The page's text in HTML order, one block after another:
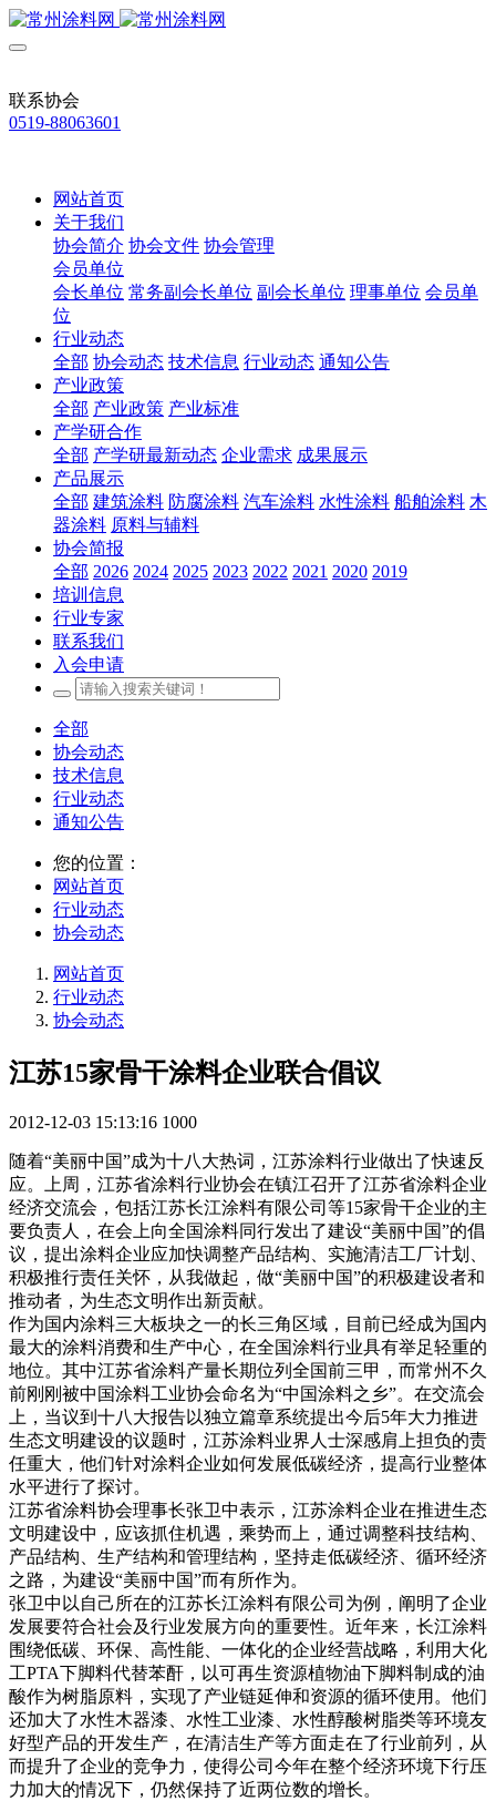
联系协会
0519-88063601
网站首页
关于我们
协会简介 协会文件 协会管理
会员单位
会长单位 常务副会长单位 副会长单位 理事单位 会员单
位
行业动态
全部 协会动态 技术信息 行业动态 通知公告
产业政策
全部 产业政策 产业标准
产学研合作
全部 产学研最新动态 企业需求 成果展示
产品展示
全部 建筑涂料 防腐涂料 汽车涂料 水性涂料 船舶涂料 木
器涂料 原料与辅料
协会简报
全部 2026 2024 2025 2023 2022 2021 2020 2019
培训信息
行业专家
联系我们
入会申请
全部
协会动态
技术信息
行业动态
通知公告
您的位置：
网站首页
行业动态
协会动态
网站首页
行业动态
协会动态
江苏15家骨干涂料企业联合倡议
2012-12-03 15:13:16 1000
随着“美丽中国”成为十八大热词，江苏涂料行业做出了快速反
应。上周，江苏省涂料行业协会在镇江召开了江苏省涂料企业
经济交流会，包括江苏长江涂料有限公司等15家骨干企业的主
要负责人，在会上向全国涂料同行发出了建设“美丽中国”的倡
议，提出涂料企业应加快调整产品结构、实施清洁工厂计划、
积极推行责任关怀，从我做起，做“美丽中国”的积极建设者和
推动者，为生态文明作出新贡献。
作为国内涂料三大板块之一的长三角区域，目前已经成为国内
最大的涂料消费和生产中心，在全国涂料行业具有举足轻重的
地位。其中江苏省涂料产量长期位列全国前三甲，而常州不久
前刚刚被中国涂料工业协会命名为“中国涂料之乡”。在交流会
上，当议到十八大报告以独立篇章系统提出今后5年大力推进
生态文明建设的议题时，江苏涂料业界人士深感肩上担负的责
任重大，他们针对涂料企业如何发展低碳经济，提高行业整体
水平进行了探讨。
江苏省涂料协会理事长张卫中表示，江苏涂料企业在推进生态
文明建设中，应该抓住机遇，乘势而上，通过调整科技结构、
产品结构、生产结构和管理结构，坚持走低碳经济、循环经济
之路，为建设“美丽中国”而有所作为。
张卫中以自己所在的江苏长江涂料有限公司为例，阐明了企业
发展要符合社会及行业发展方向的重要性。近年来，长江涂料
围绕低碳、环保、高性能、一体化的企业经营战略，利用大化
工PTA下脚料代替苯酐，以可再生资源植物油下脚料制成的油
酸作为树脂原料，实现了产业链延伸和资源的循环使用。他们
还加大了水性木器漆、水性工业漆、水性醇酸树脂类等环境友
好型产品的开发生产，在清洁生产等方面走在了行业前列，从
而提升了企业的竞争力，使得公司今年在整个经济环境下行压
力加大的情况下，仍然保持了近两位数的增长。